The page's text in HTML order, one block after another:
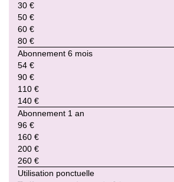
30 €
50 €
60 €
80 €
Abonnement 6 mois
54 €
90 €
110 €
140 €
Abonnement 1 an
96 €
160 €
200 €
260 €
Utilisation ponctuelle